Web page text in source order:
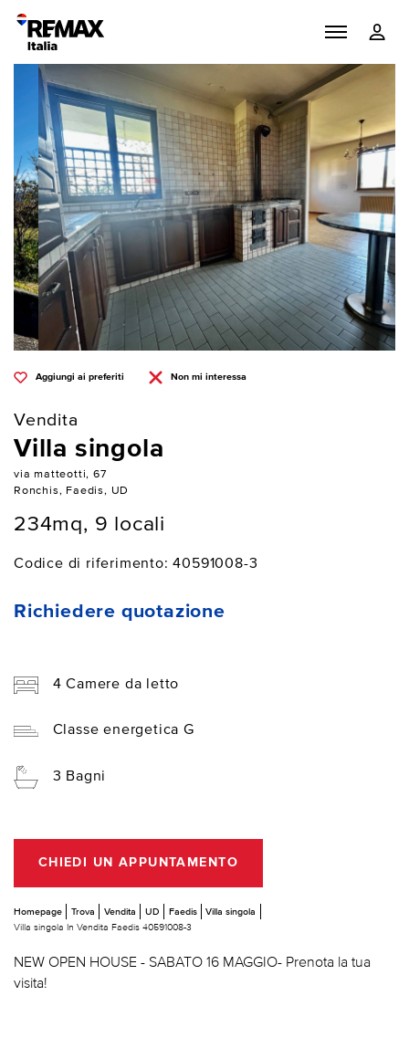
Aggiungi ai preferiti Non mi interessa
Vendita
Villa singola
via matteotti, 67
Ronchis, Faedis, UD
234mq, 9 locali
Codice di riferimento: 40591008-3
Richiedere quotazione
4 Camere da letto
Classe energetica G
3 Bagni
CHIEDI UN APPUNTAMENTO
Homepage Trova Vendita UD Faedis
Villa singola
Villa singola In Vendita Faedis 40591008-3
NEW OPEN HOUSE - SABATO 16 MAGGIO- Prenota la tua
visita!